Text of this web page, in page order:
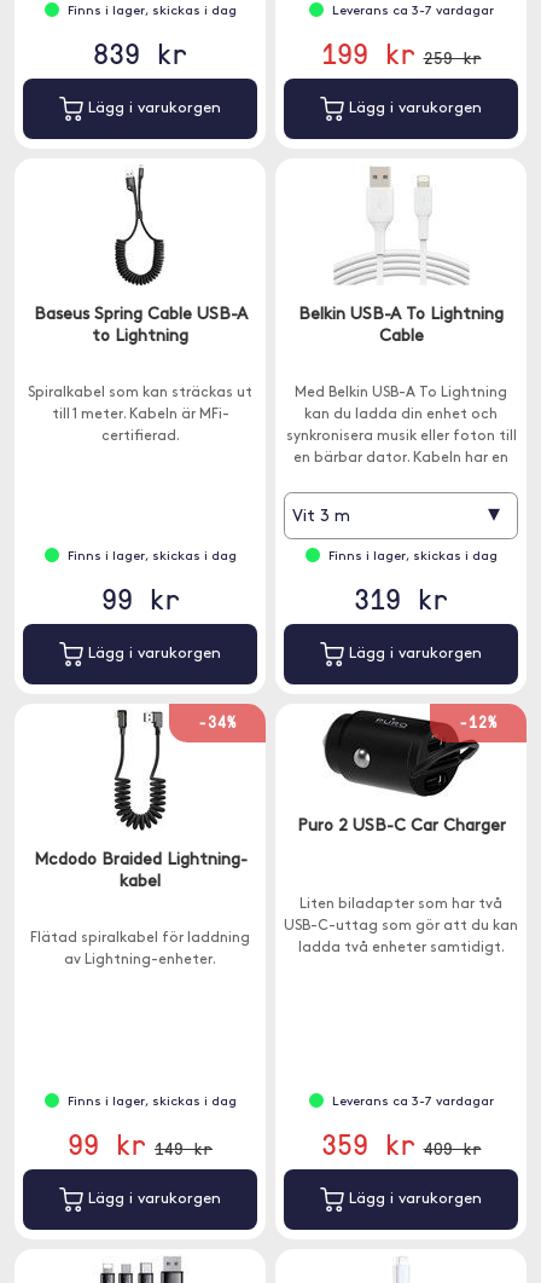
Finns i lager, skickas i dag
839 kr
Lägg i varukorgen
Leverans ca 3-7 vardagar
199 kr 259 kr
Lägg i varukorgen
Baseus Spring Cable USB-A
to Lightning
Spiralkabel som kan sträckas ut
till 1 meter. Kabeln är MFi-
certifierad.
Finns i lager, skickas i dag
99 kr
Lägg i varukorgen
Belkin USB-A To Lightning
Cable
Med Belkin USB-A To Lightning
kan du ladda din enhet och
synkronisera musik eller foton till
en bärbar dator. Kabeln har en
Vit 3 m ▾
Finns i lager, skickas i dag
319 kr
Lägg i varukorgen
-34%
Mcdodo Braided Lightning-
kabel
Flätad spiralkabel för laddning
av Lightning-enheter.
Finns i lager, skickas i dag
99 kr 149 kr
Lägg i varukorgen
-12%
Puro 2 USB-C Car Charger
Liten biladapter som har två
USB-C-uttag som gör att du kan
ladda två enheter samtidigt.
Leverans ca 3-7 vardagar
359 kr 409 kr
Lägg i varukorgen